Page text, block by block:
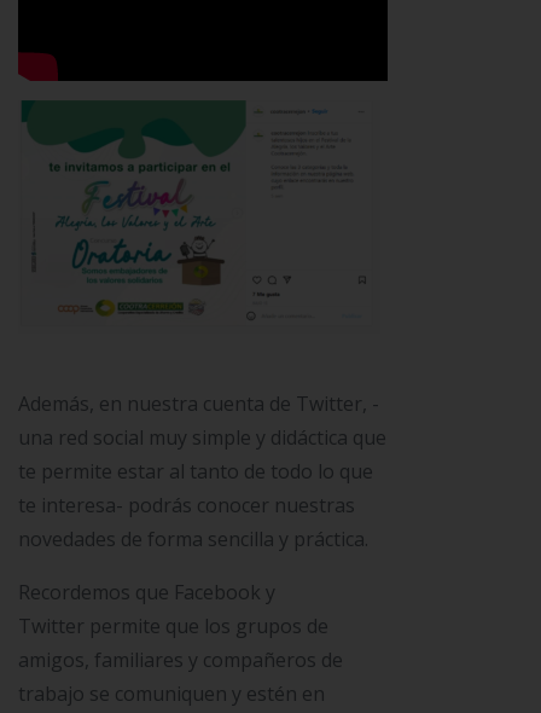
Además, en nuestra cuenta de Twitter, -
una red social muy simple y didáctica que
te permite estar al tanto de todo lo que
te interesa- podrás conocer nuestras
novedades de forma sencilla y práctica.
Recordemos que Facebook y
Twitter permite que los grupos de
amigos, familiares y compañeros de
trabajo se comuniquen y estén en